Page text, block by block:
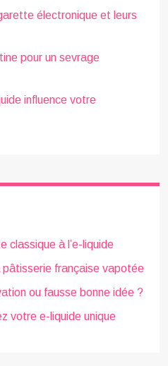
électronique et leurs
pour un sevrage
influence votre
classique à l’e-liquide
pâtisserie française vapotée
ou fausse bonne idée ?
votre e-liquide unique